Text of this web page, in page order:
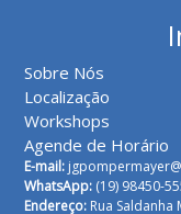
Sobre Nós
Localização
Workshops
Agende de Horário
E-mail:
WhatsApp: (19) 98450-
Endereço: Rua Saldanha